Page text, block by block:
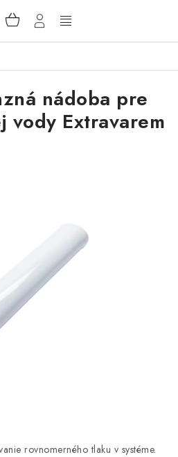
Hľadať NÁKUPNÝ
KOŠÍK
rovnomerného tlaku v systéme.
nádoba pre
vody Extravarem